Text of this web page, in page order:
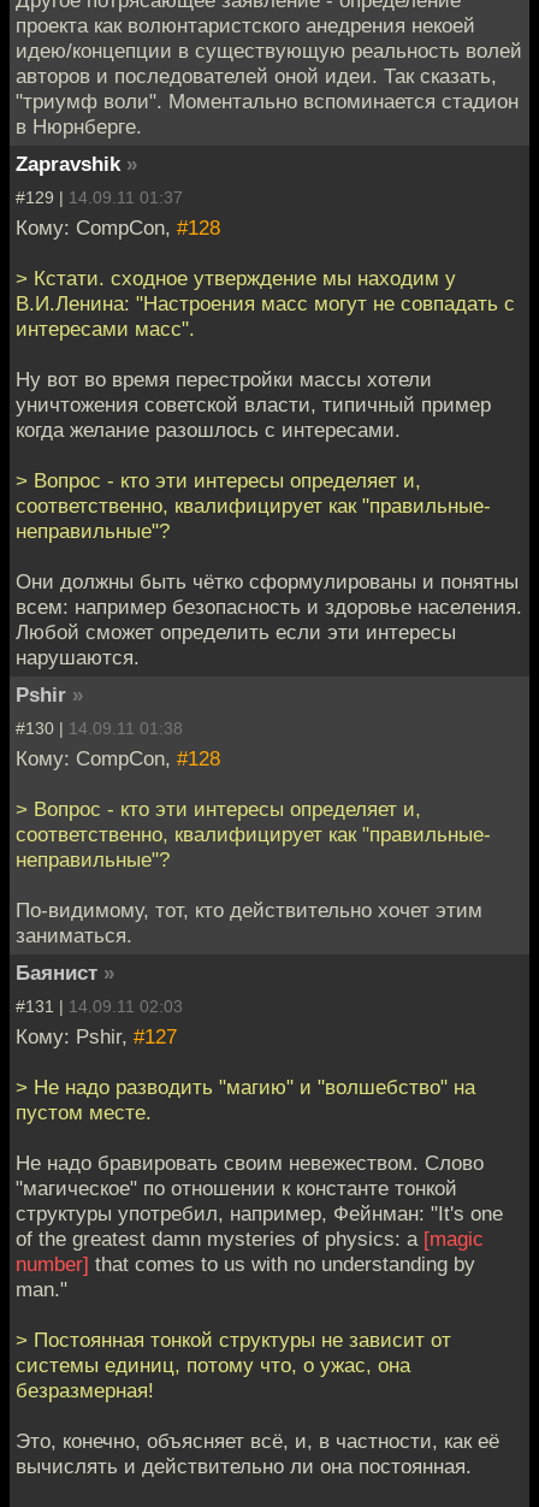
проекта как волюнтаристского анедрения некоей
идею/концепции в существующую реальность волей
авторов и последователей оной идеи. Так сказать,
"триумф воли". Моментально вспоминается стадион
в Нюрнберге.
Zapravshik »
#129 | 14.09.11 01:37
Кому: CompCon, #128
> Кстати. сходное утверждение мы находим у
В.И.Ленина: "Настроения масс могут не совпадать с
интересами масс".
Ну вот во время перестройки массы хотели
уничтожения советской власти, типичный пример
когда желание разошлось с интересами.
> Вопрос - кто эти интересы определяет и,
соответственно, квалифицирует как "правильные-
неправильные"?
Они должны быть чётко сформулированы и понятны
всем: например безопасность и здоровье населения.
Любой сможет определить если эти интересы
нарушаются.
Pshir »
#130 | 14.09.11 01:38
Кому: CompCon, #128
> Вопрос - кто эти интересы определяет и,
соответственно, квалифицирует как "правильные-
неправильные"?
По-видимому, тот, кто действительно хочет этим
заниматься.
Баянист »
#131 | 14.09.11 02:03
Кому: Pshir, #127
> Не надо разводить "магию" и "волшебство" на
пустом месте.
Не надо бравировать своим невежеством. Слово
"магическое" по отношении к константе тонкой
структуры употребил, например, Фейнман: "It's one
of the greatest damn mysteries of physics: a [magic
number] that comes to us with no understanding by
man."
> Постоянная тонкой структуры не зависит от
системы единиц, потому что, о ужас, она
безразмерная!
Это, конечно, объясняет всё, и, в частности, как её
вычислять и действительно ли она постоянная.